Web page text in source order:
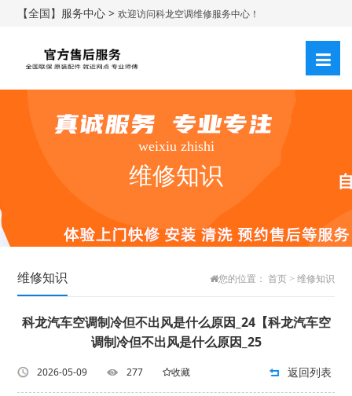
【全国】服务中心 >欢迎访问科龙空调维修服务中心！
weixiu zhishi
维修知识
维修知识 您的位置： 首页> 维修知识
科龙汽车空调制冷但不出风是什么原因_24【科龙汽车空
调制冷但不出风是什么原因_25
2026-05-09 277 收藏 返回列表